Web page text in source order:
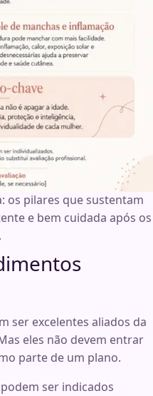
os pilares que sustentam
e bem cuidada após os
ser excelentes aliados da
eles não devem entrar
parte de um plano.
ser indicados